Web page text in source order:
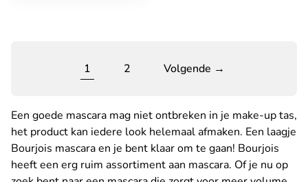
1 2 Volgende →
Een goede mascara mag niet ontbreken in je make-up tas,
het product kan iedere look helemaal afmaken. Een laagje
Bourjois mascara en je bent klaar om te gaan! Bourjois
heeft een erg ruim assortiment aan mascara. Of je nu op